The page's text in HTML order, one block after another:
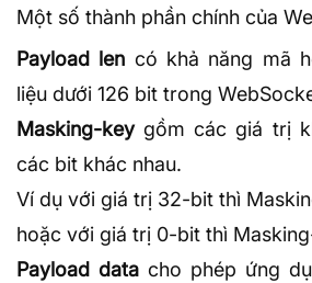
Một số thành phần chính của
Payload len có khả năng mã
liệu dưới 126 bit trong
Masking-keygồm các giá trị
các bit khác nhau.
Ví dụ với giá trị 32-bit thì
hoặc với giá trị 0-bit thì
Payload data cho phép ứng